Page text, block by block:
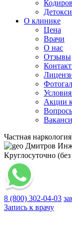
О клинике
Цена
Врачи
О нас
Отзывы
Акции
Частная наркология
Дмитров
Круглосуточно
8 (800) 302-04-03
Запись к врачу